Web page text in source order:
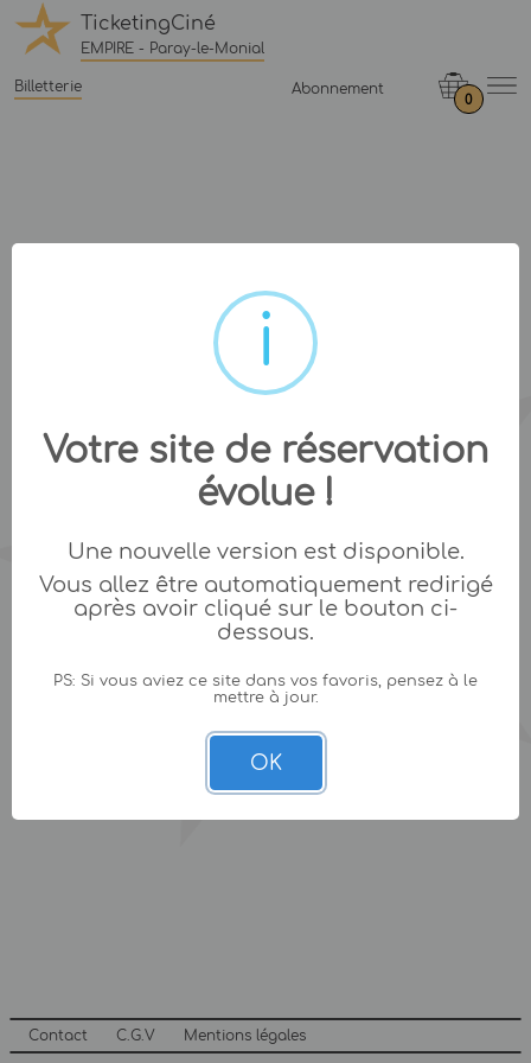
TicketingCiné
EMPIRE - Paray-le-Monial
Billetterie Abonnement
0
Contact C.G.V Mentions légales
Votre site de réservation
évolue !
Une nouvelle version est disponible.
Vous allez être automatiquement redirigé
après avoir cliqué sur le bouton ci-
dessous.
PS: Si vous aviez ce site dans vos favoris, pensez à le
mettre à jour.
OK